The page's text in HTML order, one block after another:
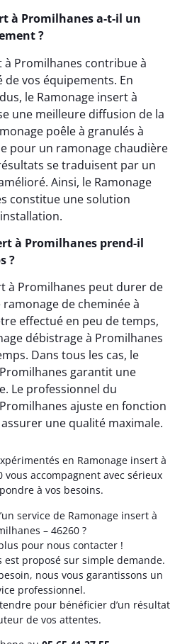
à Promilhanes a-t-il un
?
à Promilhanes contribue à
de vos équipements. En
le Ramonage insert à
une meilleure diffusion de la
poêle à granulés à
pour un ramonage chaudière
se traduisent par un
Ainsi, le Ramonage
constitue une solution
à Promilhanes prend-il
?
à Promilhanes peut durer de
ramonage de cheminée à
effectué en peu de temps,
débistrage à Promilhanes
Dans tous les cas, le
garantit une
Le professionnel du
ajuste en fonction
une qualité maximale.
en Ramonage insert à
vous accompagnent avec sérieux
à vos besoins.
service de Ramonage insert à
– 46260 ?
pour nous contacter !
est proposé sur simple demande.
nous vous garantissons un
professionnel.
pour bénéficier d’un résultat
de vos attentes.